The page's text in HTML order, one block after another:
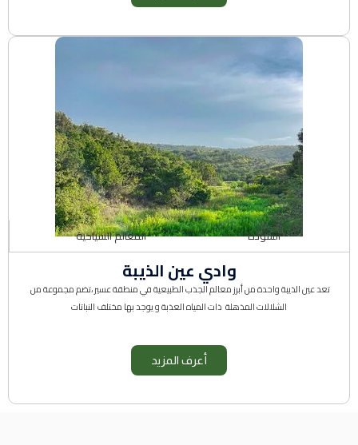
المعالم السياحية السودة
وادي عين الذيبة
الشلالات المذهلة ذات المياه العذبة و يوجد بها مختلف النباتات
أعرف المزيد